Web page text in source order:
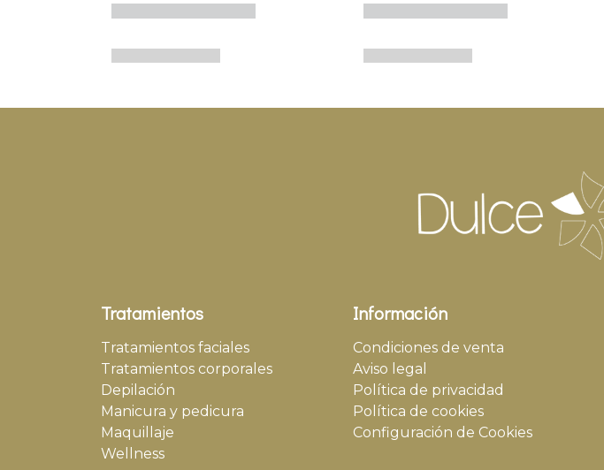
Tratamientos
Tratamientos faciales
Tratamientos corporales
Depilación
Manicura y pedicura
Maquillaje
Wellness
Información
Condiciones de venta
Aviso legal
Política de privacidad
Política de cookies
Configuración de Cookies